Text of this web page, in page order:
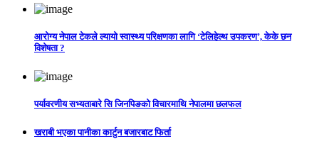
आरोग्य नेपाल टेकले ल्यायो स्वास्थ्य परिक्षणका लागि ‘टेलिहेल्थ उपकरण’, केके छन
विशेषता ?
पर्यावरणीय सभ्यताबारे सि जिनपिङको विचारमाथि नेपालमा छलफल
खराबी भएका पानीका कार्टुन बजारबाट फिर्ता